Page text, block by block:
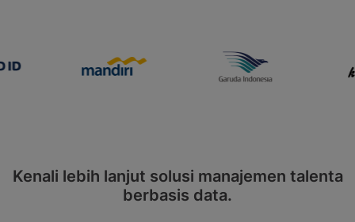
Kenali lebih lanjut solusi manajemen talenta
berbasis data.